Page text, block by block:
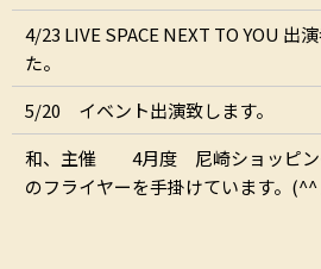
4/23 LIVE SPACE NEXT TO YOU 出
た。
5/20 イベント出演致します。
和、主催 4月度 尼崎ショッピン
のフライヤーを手掛けています。